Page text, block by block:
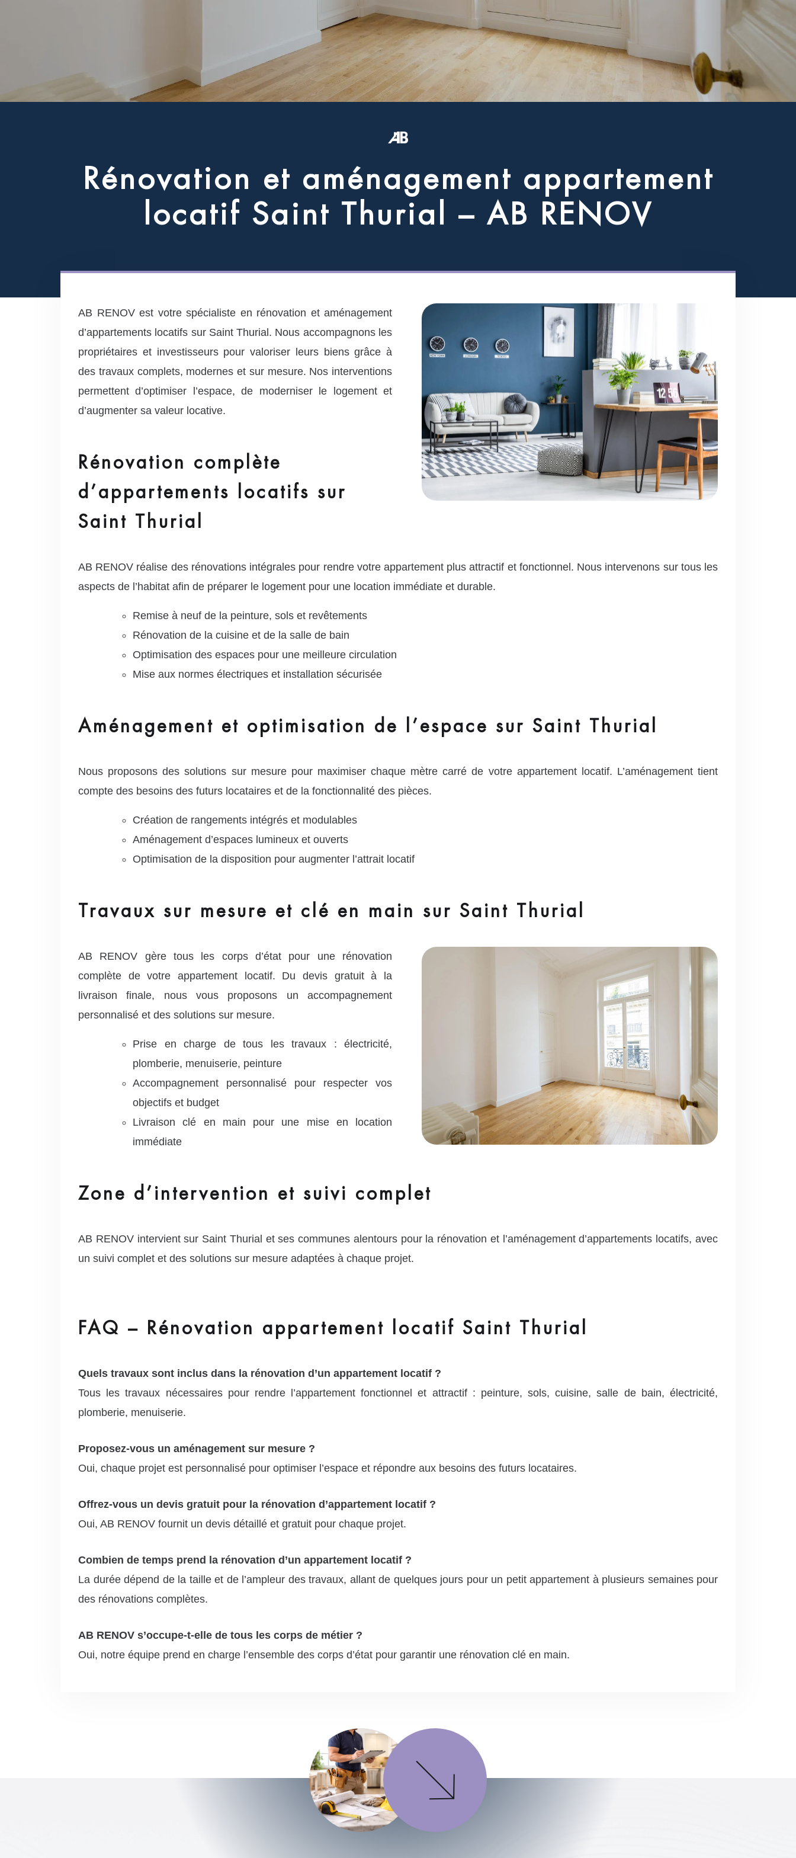
Rénovation et aménagement appartement
locatif Saint Thurial – AB RENOV
AB RENOV est votre spécialiste en rénovation et aménagement
d’appartements locatifs sur Saint Thurial. Nous accompagnons les
propriétaires et investisseurs pour valoriser leurs biens grâce à
des travaux complets, modernes et sur mesure. Nos interventions
permettent d’optimiser l’espace, de moderniser le logement et
d’augmenter sa valeur locative.
Rénovation complète
d’appartements locatifs sur
Saint Thurial
AB RENOV réalise des rénovations intégrales pour rendre votre appartement plus attractif et fonctionnel. Nous intervenons sur tous les
aspects de l’habitat afin de préparer le logement pour une location immédiate et durable.
Remise à neuf de la peinture, sols et revêtements
Rénovation de la cuisine et de la salle de bain
Optimisation des espaces pour une meilleure circulation
Mise aux normes électriques et installation sécurisée
Aménagement et optimisation de l’espace sur Saint Thurial
Nous proposons des solutions sur mesure pour maximiser chaque mètre carré de votre appartement locatif. L’aménagement tient
compte des besoins des futurs locataires et de la fonctionnalité des pièces.
Création de rangements intégrés et modulables
Aménagement d’espaces lumineux et ouverts
Optimisation de la disposition pour augmenter l’attrait locatif
Travaux sur mesure et clé en main sur Saint Thurial
AB RENOV gère tous les corps d’état pour une rénovation
complète de votre appartement locatif. Du devis gratuit à la
livraison finale, nous vous proposons un accompagnement
personnalisé et des solutions sur mesure.
Prise en charge de tous les travaux : électricité,
plomberie, menuiserie, peinture
Accompagnement personnalisé pour respecter vos
objectifs et budget
Livraison clé en main pour une mise en location
immédiate
Zone d’intervention et suivi complet
AB RENOV intervient sur Saint Thurial et ses communes alentours pour la rénovation et l’aménagement d’appartements locatifs, avec
un suivi complet et des solutions sur mesure adaptées à chaque projet.
FAQ – Rénovation appartement locatif Saint Thurial
Quels travaux sont inclus dans la rénovation d’un appartement locatif ?
Tous les travaux nécessaires pour rendre l’appartement fonctionnel et attractif : peinture, sols, cuisine, salle de bain, électricité,
plomberie, menuiserie.
Proposez-vous un aménagement sur mesure ?
Oui, chaque projet est personnalisé pour optimiser l’espace et répondre aux besoins des futurs locataires.
Offrez-vous un devis gratuit pour la rénovation d’appartement locatif ?
Oui, AB RENOV fournit un devis détaillé et gratuit pour chaque projet.
Combien de temps prend la rénovation d’un appartement locatif ?
La durée dépend de la taille et de l’ampleur des travaux, allant de quelques jours pour un petit appartement à plusieurs semaines pour
des rénovations complètes.
AB RENOV s’occupe-t-elle de tous les corps de métier ?
Oui, notre équipe prend en charge l’ensemble des corps d’état pour garantir une rénovation clé en main.